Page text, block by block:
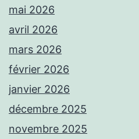
mai 2026
avril 2026
mars 2026
février 2026
janvier 2026
décembre 2025
novembre 2025